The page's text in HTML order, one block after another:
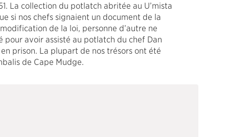
La collection du potlatch abritée au U’mista
si nos chefs signaient un document de la
de la loi, personne d’autre ne
avoir assisté au potlatch du chef Dan
prison. La plupart de nos trésors ont été
de Cape Mudge.